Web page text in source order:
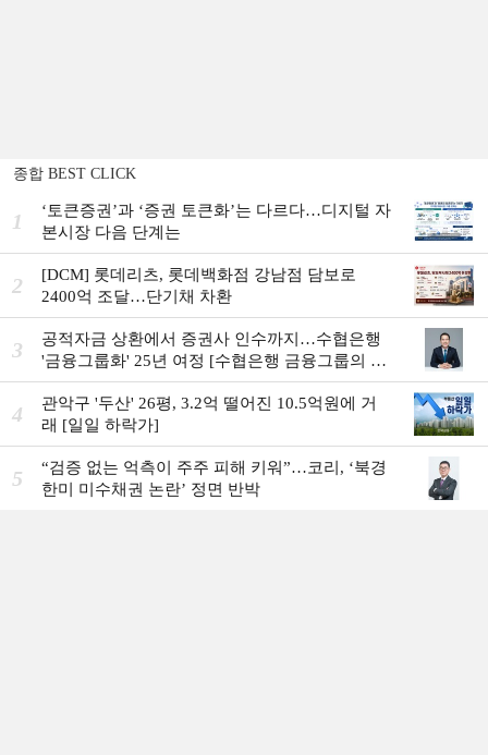
종합 BEST CLICK
1
‘토큰증권’과 ‘증권 토큰화’는 다르다…디지털 자
본시장 다음 단계는
2
[DCM] 롯데리츠, 롯데백화점 강남점 담보로
2400억 조달…단기채 차환
3
공적자금 상환에서 증권사 인수까지…수협은행
'금융그룹화' 25년 여정 [수협은행 금융그룹의 꿈
①]
4
관악구 '두산' 26평, 3.2억 떨어진 10.5억원에 거
래 [일일 하락가]
5
“검증 없는 억측이 주주 피해 키워”…코리, ‘북경
한미 미수채권 논란’ 정면 반박